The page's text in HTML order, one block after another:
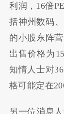
利润，16倍
括神州数码
的小股东阵
出售价格为
知情人士对
格可能定在
另一位消息